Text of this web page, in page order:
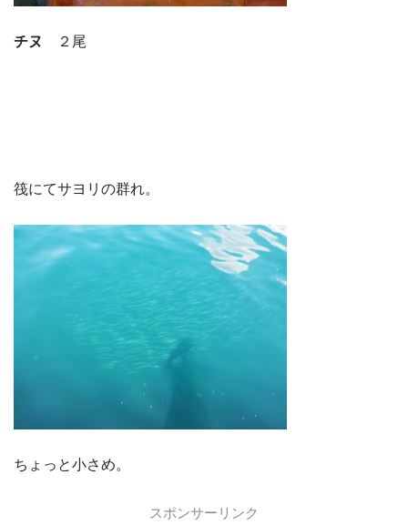
チヌ ２尾
筏にてサヨリの群れ。
ちょっと小さめ。
スポンサーリンク